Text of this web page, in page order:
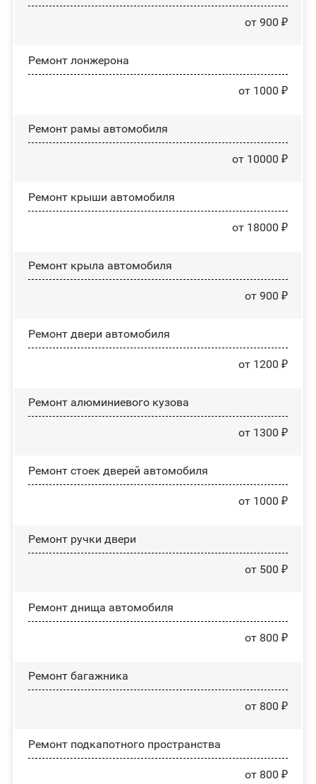
от 900 ₽
Ремонт лонжерона
от 1000 ₽
Ремонт рамы автомобиля
от 10000 ₽
Ремонт крыши автомобиля
от 18000 ₽
Ремонт крыла автомобиля
от 900 ₽
Ремонт двери автомобиля
от 1200 ₽
Ремонт алюминиевого кузова
от 1300 ₽
Ремонт стоек дверей автомобиля
от 1000 ₽
Ремонт ручки двери
от 500 ₽
Ремонт днища автомобиля
от 800 ₽
Ремонт багажника
от 800 ₽
Ремонт подкапотного пространства
от 800 ₽